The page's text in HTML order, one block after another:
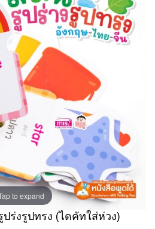
to expand
ร่งรูปทรง (ไดคัทใส่ห่วง)